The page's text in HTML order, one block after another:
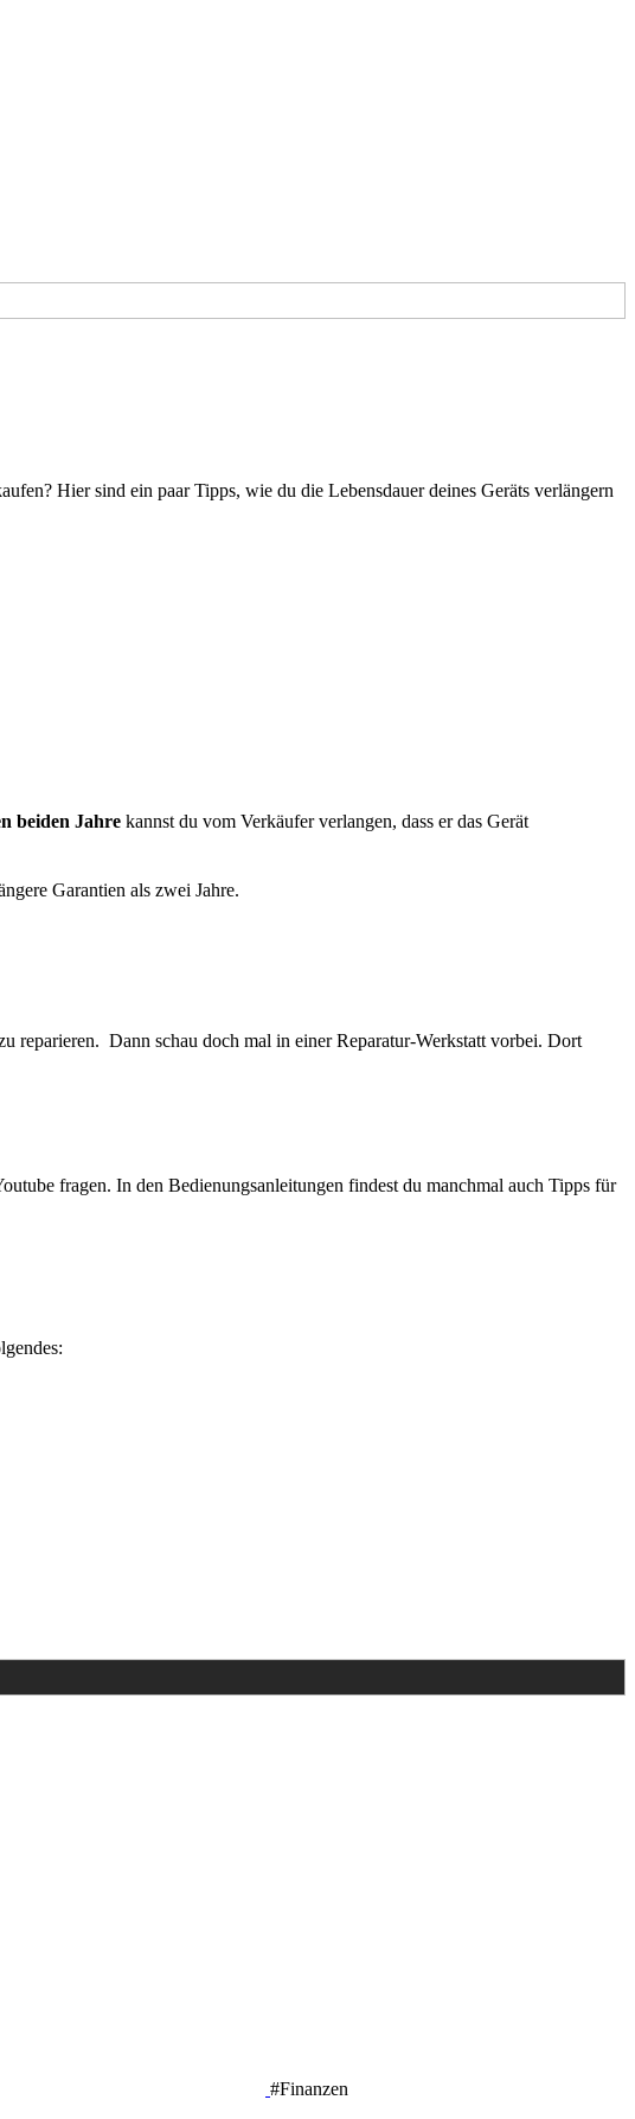
Hier sind ein paar Tipps, wie du die Lebensdauer deines Geräts verlängern
beiden Jahre kannst du vom Verkäufer verlangen, dass er das Gerät
Garantien als zwei Jahre.
reparieren. Dann schau doch mal in einer Reparatur-Werkstatt vorbei. Dort
fragen. In den Bedienungsanleitungen findest du manchmal auch Tipps für
#Finanzen